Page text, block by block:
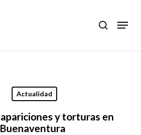
search
Menu
Actualidad
y torturas en
Buenaventura
Close